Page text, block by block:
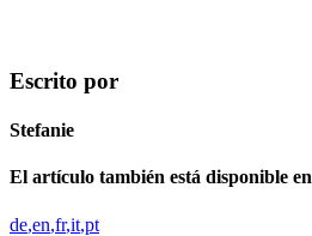
Escrito por
Stefanie
El artículo también está disponible en
de en fr it pt